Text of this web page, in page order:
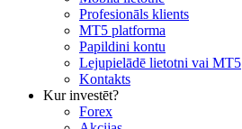
Profesionāls klients
MT5 platforma
Papildini kontu
Lejupielādē lietotni vai MT5
Kontakts
Kur investēt?
Forex